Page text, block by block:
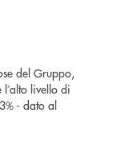
del Gruppo,
livello di
- dato al